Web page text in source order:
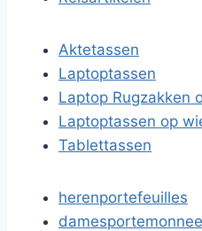
Aktetassen
Laptoptassen
Laptop Rugzakken
Laptoptassen op
Tablettassen
herenportefeuilles